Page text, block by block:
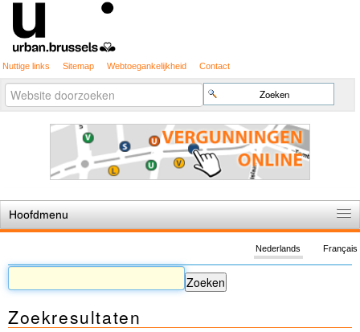
Nuttige links Sitemap Webtoegankelijkheid Contact
Zoek
Geavanceerd
zoeken...
Hoofdmenu
De spelregels
Stedenbouwkundige vergunning
Cartografie
Français
Nederlands
Zoekresultaten